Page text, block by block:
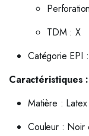
TDM : X
Catégorie EPI
Caractéristiques :
Matière :
Couleur : Noir